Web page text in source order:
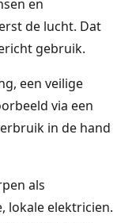
en
de lucht. Dat
gebruik.
een veilige
via een
in de hand
als
lokale elektricien.